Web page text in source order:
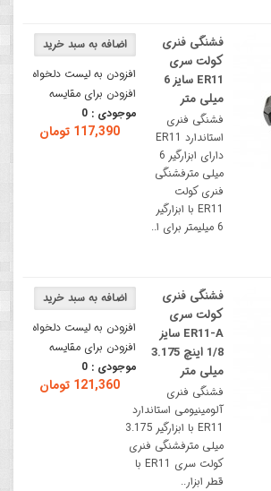
افزودن به لیست دلخواه
افزودن برای مقایسه
موجودی : 0
117,390 تومان
فشنگی فنری
کولت سری
ER11 سایز 6
میلی متر
فشنگی فنری
استاندارد ER11
دارای ابزارگیر 6
میلی مترفشنگی
فنری کولت
ER11 با ابزارگیر
6 میلیمتر برای ا..
افزودن به لیست دلخواه
افزودن برای مقایسه
موجودی : 0
121,360 تومان
فشنگی فنری
کولت سری
ER11-A سایز
1/8 اینچ 3.175
میلی متر
فشنگی فنری
آلومینیومی استاندارد
ER11 با ابزارگیر 3.175
میلی مترفشنگی فنری
کولت سری ER11 با
قطر ابزار..